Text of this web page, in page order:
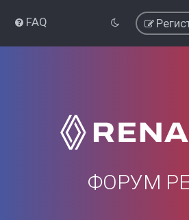
FAQ
ФОРУМ